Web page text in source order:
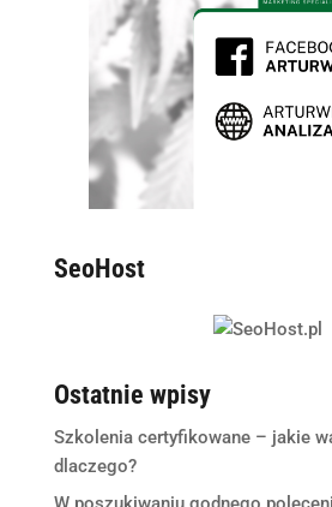
SeoHost
Ostatnie wpisy
Szkolenia certyfikowane – jakie
dlaczego?